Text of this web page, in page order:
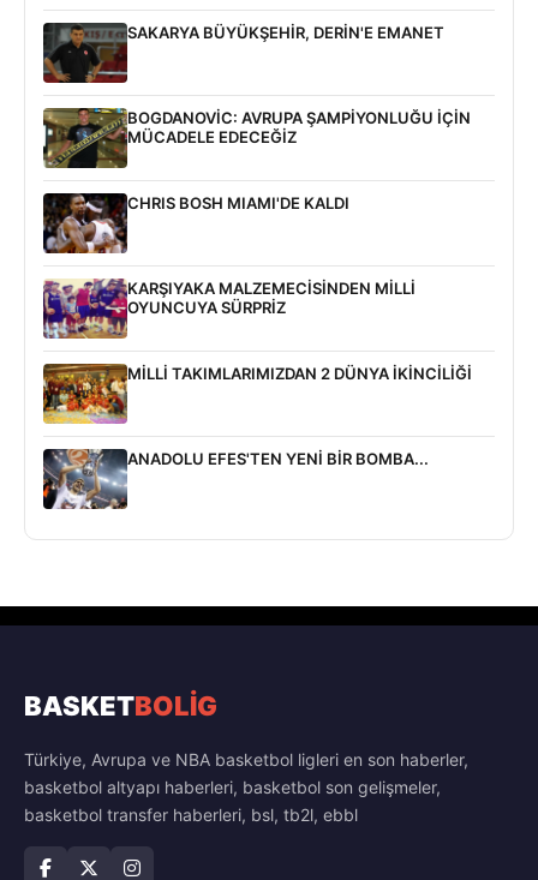
SAKARYA BÜYÜKŞEHİR, DERİN'E EMANET
BOGDANOVİC: AVRUPA ŞAMPİYONLUĞU İÇİN
MÜCADELE EDECEĞİZ
CHRIS BOSH MIAMI'DE KALDI
KARŞIYAKA MALZEMECİSİNDEN MİLLİ
OYUNCUYA SÜRPRİZ
MİLLİ TAKIMLARIMIZDAN 2 DÜNYA İKİNCİLİĞİ
ANADOLU EFES'TEN YENİ BİR BOMBA...
BASKETBOLİG
Türkiye, Avrupa ve NBA basketbol ligleri en son haberler,
basketbol altyapı haberleri, basketbol son gelişmeler,
basketbol transfer haberleri, bsl, tb2l, ebbl